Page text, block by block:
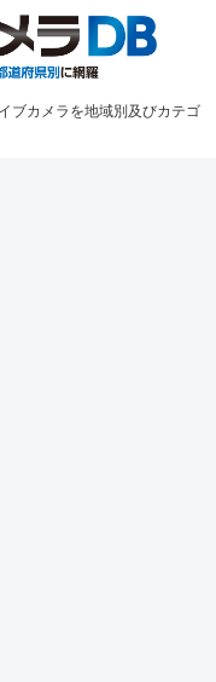
ブカメラを地域別及びカテゴ